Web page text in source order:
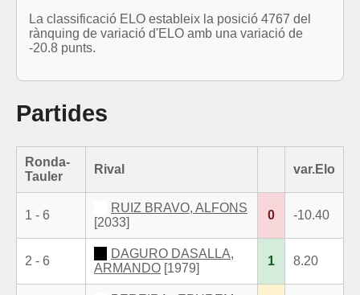
La classificació ELO estableix la posició 4767 del
rànquing de variació d'ELO amb una variació de
-20.8 punts.
Partides
Ronda-
Tauler
Rival var.Elo
1 - 6
RUIZ BRAVO, ALFONS
[2033]
0 -10.40
2 - 6
DAGURO DASALLA,
ARMANDO [1979]
1 8.20